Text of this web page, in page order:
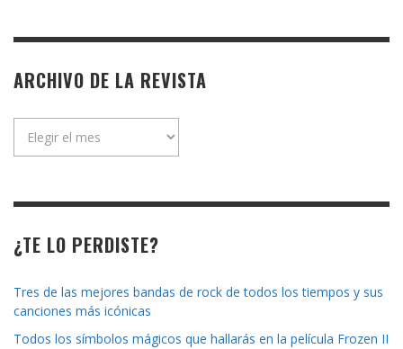
ARCHIVO DE LA REVISTA
¿TE LO PERDISTE?
Tres de las mejores bandas de rock de todos los tiempos y sus
canciones más icónicas
Todos los símbolos mágicos que hallarás en la película Frozen II